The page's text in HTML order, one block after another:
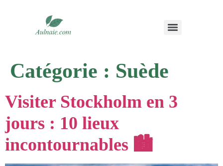
Catégorie : Suède
Visiter Stockholm en 3
jours : 10 lieux
incontournables 🏙️